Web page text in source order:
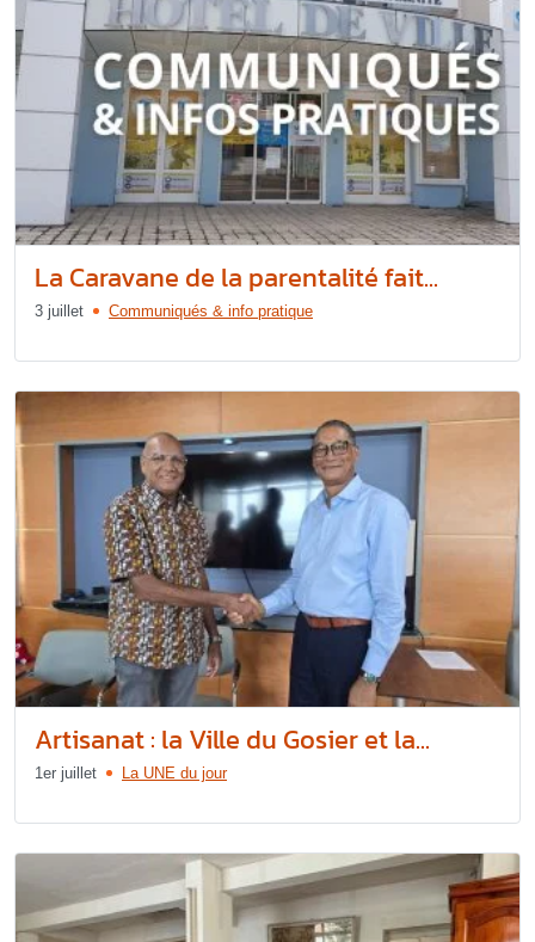
La Caravane de la parentalité fait...
3 juillet Communiqués & info pratique
Artisanat : la Ville du Gosier et la...
1er juillet La UNE du jour